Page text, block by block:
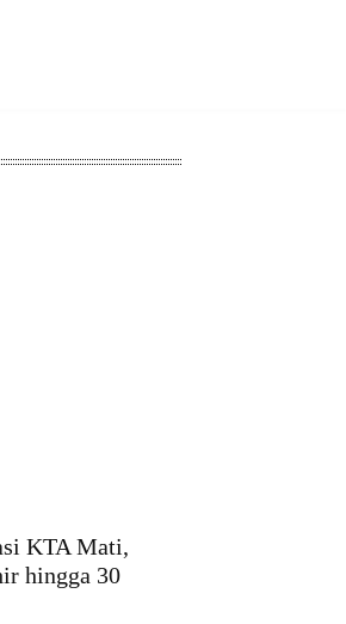
KTA Mati,
hingga 30